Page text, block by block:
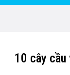
10 cây